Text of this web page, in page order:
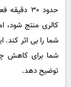
کالری منتج شود،
شما را بی اثر کند.
شما برای کاهش
توضیح دهد.